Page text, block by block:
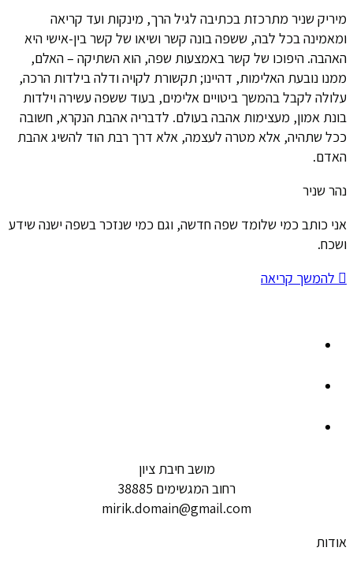
מיריק שניר מתרכזת בכתיבה לגיל הרך, מינקות ועד קריאה
ומאמינה בכל לבה, ששפה בונה קשר ושיאו של קשר בין-אישי היא
האהבה. היפוכו של קשר באמצעות שפה, הוא השתיקה – האלם,
ממנו נובעת האלימות, דהיינו; תקשורת לקויה ודלה בילדות הרכה,
עלולה לקבל בהמשך ביטויים אלימים, בעוד ששפה עשירה וילדות
בונת אמון, מעצימות אהבה בעולם. לדבריה אהבת הנקרא, חשובה
ככל שתהיה, אלא מטרה לעצמה, אלא דרך רבת הוד להשיג אהבת
האדם.
נהר שניר
אני כותב כמי שלומד שפה חדשה, וגם כמי שנזכר בשפה ישנה שידע
ושכח.
להמשך קריאה
מושב חיבת ציון
רחוב המגשימים 38885
mirik.domain@gmail.com
אודות